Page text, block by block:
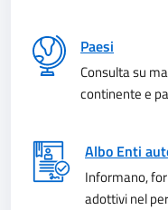
Paesi
Consulta su
continente e
Albo Enti
Informano,
adottivi nel